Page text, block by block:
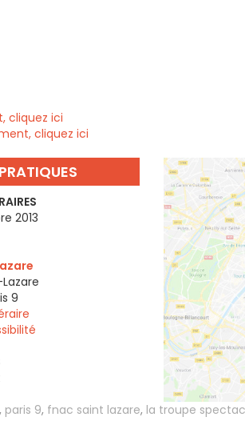
cliquez ici
cliquez ici
2013
9
, paris 9, fnac saint lazare, la troupe